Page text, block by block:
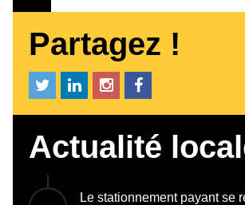
Partagez !
Actualité
Le stationnement payant se